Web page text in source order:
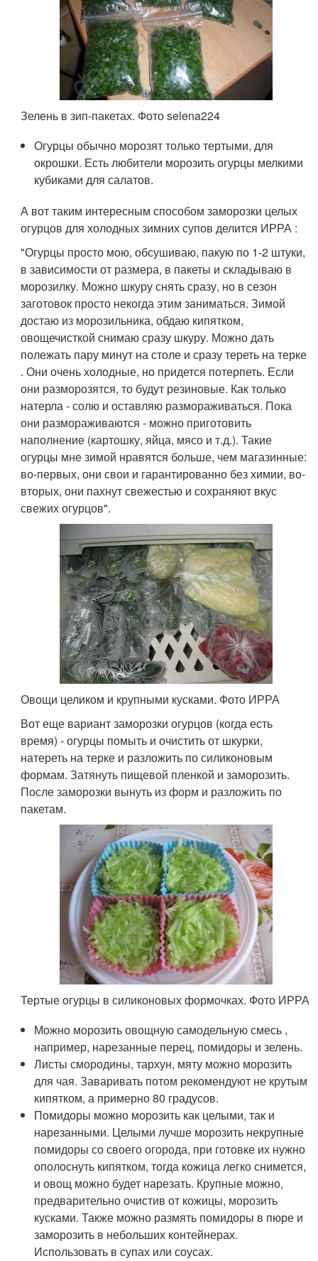
Зелень в зип-пакетах. Фото selena224
Огурцы обычно морозят только тертыми, для
окрошки. Есть любители морозить огурцы мелкими
кубиками для салатов.
А вот таким интересным способом заморозки целых
огурцов для холодных зимних супов делится ИРРА :
"Огурцы просто мою, обсушиваю, пакую по 1-2 штуки,
в зависимости от размера, в пакеты и складываю в
морозилку. Можно шкуру снять сразу, но в сезон
заготовок просто некогда этим заниматься. Зимой
достаю из морозильника, обдаю кипятком,
овощечисткой снимаю сразу шкуру. Можно дать
полежать пару минут на столе и сразу тереть на терке
. Они очень холодные, но придется потерпеть. Если
они разморозятся, то будут резиновые. Как только
натерла - солю и оставляю размораживаться. Пока
они размораживаются - можно приготовить
наполнение (картошку, яйца, мясо и т.д.). Такие
огурцы мне зимой нравятся больше, чем магазинные:
во-первых, они свои и гарантированно без химии, во-
вторых, они пахнут свежестью и сохраняют вкус
свежих огурцов".
Овощи целиком и крупными кусками. Фото ИРРА
Вот еще вариант заморозки огурцов (когда есть
время) - огурцы помыть и очистить от шкурки,
натереть на терке и разложить по силиконовым
формам. Затянуть пищевой пленкой и заморозить.
После заморозки вынуть из форм и разложить по
пакетам.
Тертые огурцы в силиконовых формочках. Фото ИРРА
Можно морозить овощную самодельную смесь ,
например, нарезанные перец, помидоры и зелень.
Листы смородины, тархун, мяту можно морозить
для чая. Заваривать потом рекомендуют не крутым
кипятком, а примерно 80 градусов.
Помидоры можно морозить как целыми, так и
нарезанными. Целыми лучше морозить некрупные
помидоры со своего огорода, при готовке их нужно
ополоснуть кипятком, тогда кожица легко снимется,
и овощ можно будет нарезать. Крупные можно,
предварительно очистив от кожицы, морозить
кусками. Также можно размять помидоры в пюре и
заморозить в небольших контейнерах.
Использовать в супах или соусах.